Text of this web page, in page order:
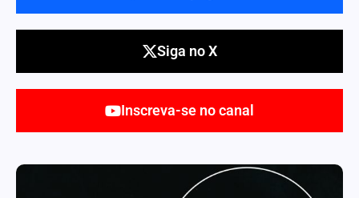
Siga no X
Inscreva-se no canal